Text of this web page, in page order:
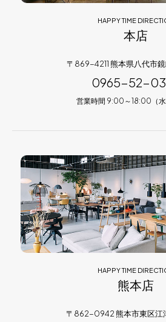
HAPPY TIME
本店
〒869-4211 熊本県八代市鏡
0965-52-
営業時間 9:00～18:00（水
HAPPY TIME
熊本店
〒862-0942 熊本市東区